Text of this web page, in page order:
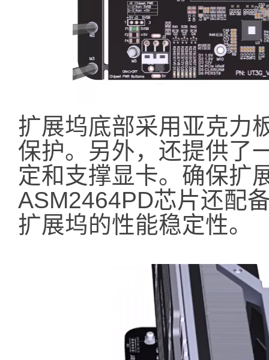
扩展坞底部采用亚克力
保护。另外，还提供了
定和支撑显卡。确保扩
ASM2464PD芯片还配
扩展坞的性能稳定性。